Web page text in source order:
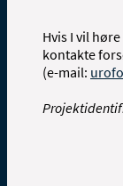
Hvis I vil
kontakte
(e-mail: